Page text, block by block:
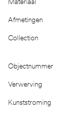
Afmetingen
Collection
Objectnummer
Verwerving
Kunststroming